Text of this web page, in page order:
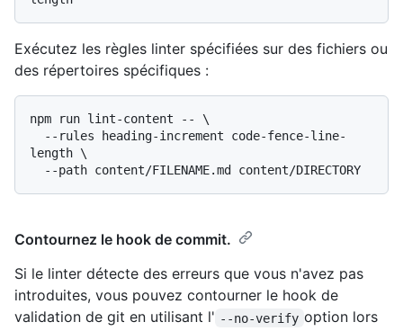
Exécutez les règles linter spécifiées sur des fichiers ou
des répertoires spécifiques :
npm run lint-content -- \
length \
Contournez le hook de commit.
Si le linter détecte des erreurs que vous n'avez pas
introduites, vous pouvez contourner le hook de
validation de git en utilisant l' --no-verify option lors